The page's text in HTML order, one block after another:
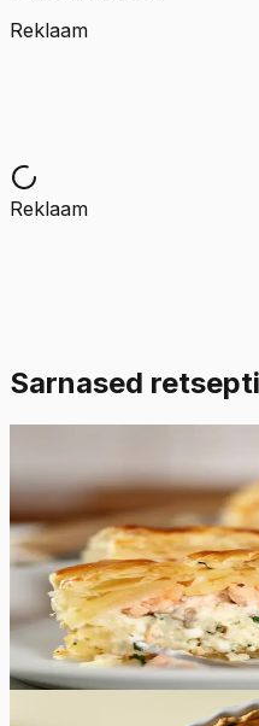
Reklaam
Reklaam
Sarnased
Lõhepirukas
Nautige seda kodust ja
valmistada nii värskest kui
lõhest.
65min
8tk
Hinnang:(7